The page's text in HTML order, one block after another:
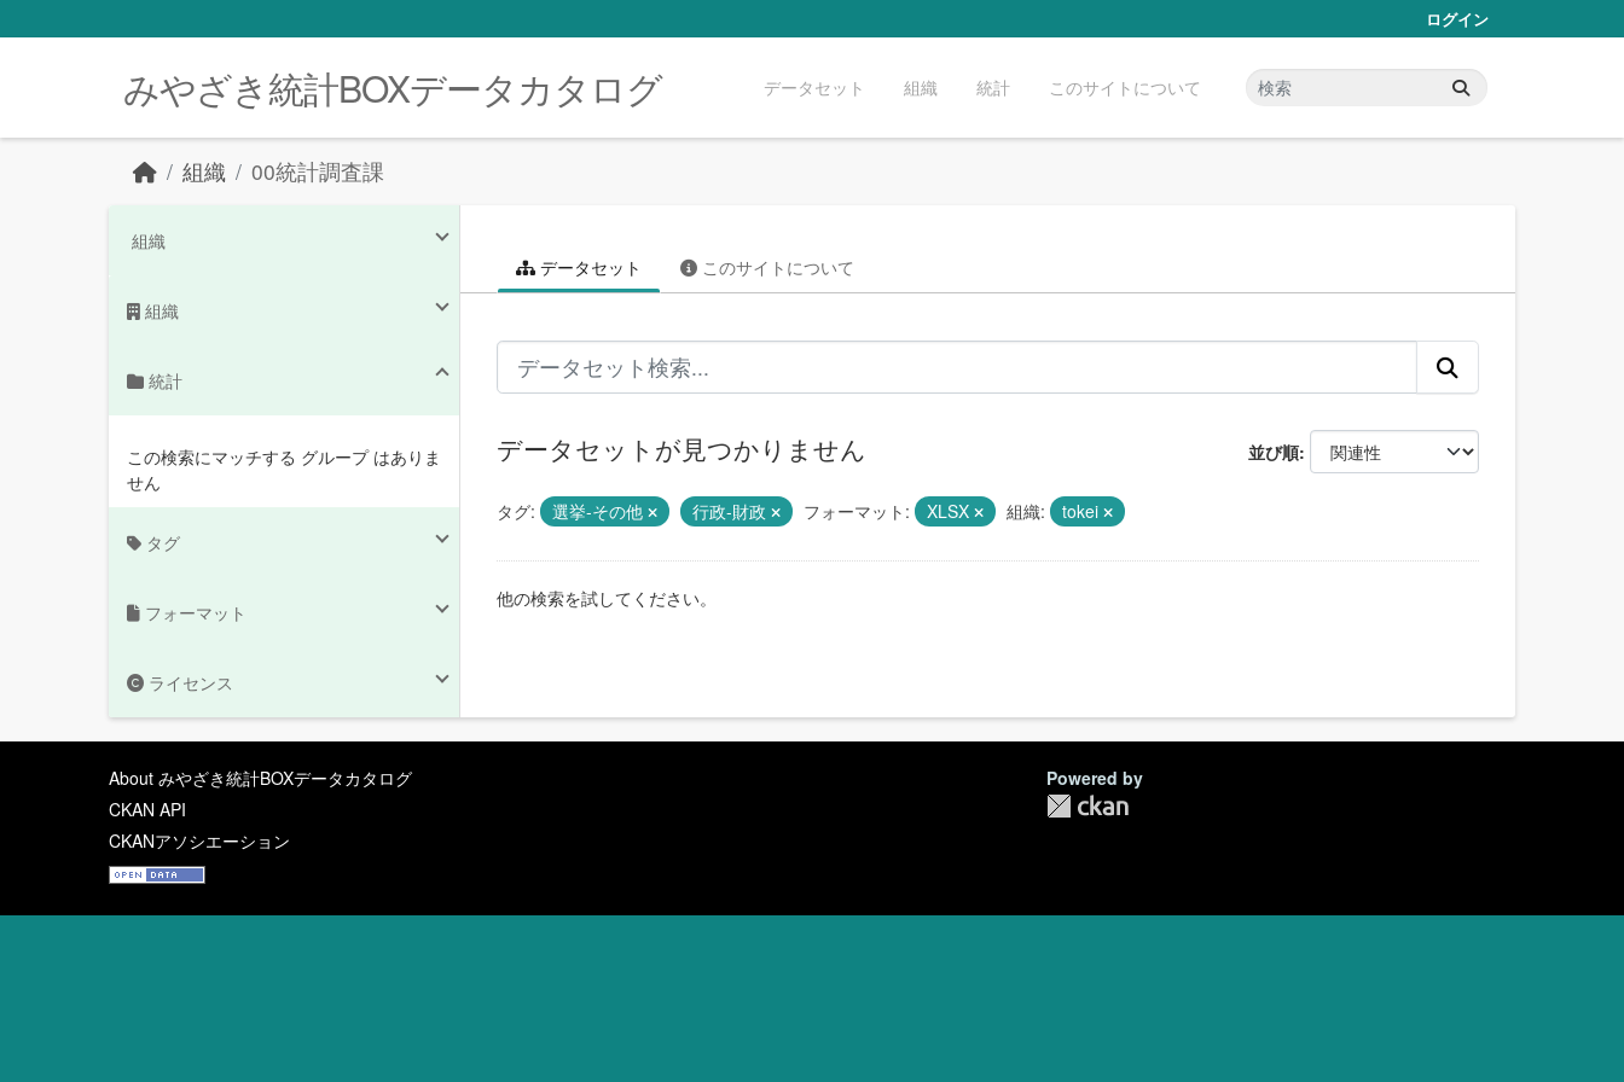
ログイン
みやざき統計BOXデータカタログ データセット 組織 統計 このサイトについて
組織 00統計調査課
組織
組織
統計
この検索にマッチする グループ はありま
せん
タグ
フォーマット
ライセンス
データセット このサイトについて
並び順
データセットが見つかりません
タグ: 選挙-その他 行政-財政 フォーマット: XLSX 組織: tokei
他の検索を試してください。
About みやざき統計BOXデータカタログ
CKAN API
CKANアソシエーション
Powered by